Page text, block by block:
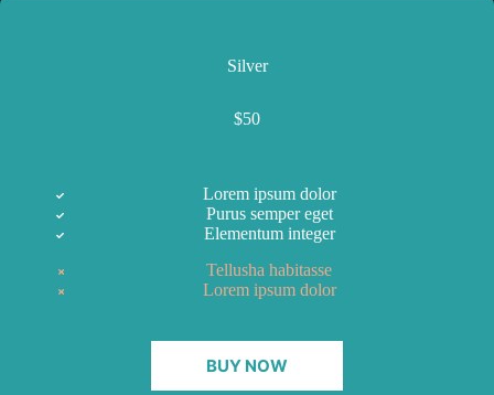
Silver
$50
Lorem ipsum dolor
Purus semper eget
Elementum integer
Tellusha habitasse
Lorem ipsum dolor
BUY NOW